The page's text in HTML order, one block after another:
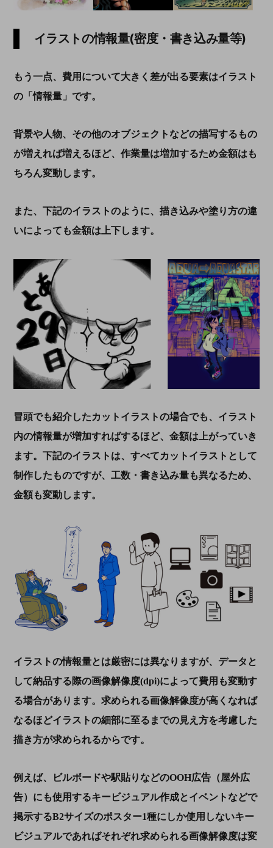
イラストの情報量(密度・書き込み量等)
もう一点、費用について大きく差が出る要素はイラスト
の「情報量」です。
背景や人物、その他のオブジェクトなどの描写するもの
が増えれば増えるほど、作業量は増加するため金額はも
ちろん変動します。
また、下記のイラストのように、描き込みや塗り方の違
いによっても金額は上下します。
冒頭でも紹介したカットイラストの場合でも、イラスト
内の情報量が増加すればするほど、金額は上がっていき
ます。下記のイラストは、すべてカットイラストとして
制作したものですが、工数・書き込み量も異なるため、
金額も変動します。
イラストの情報量とは厳密には異なりますが、データと
して納品する際の画像解像度(dpi)によって費用も変動す
る場合があります。求められる画像解像度が高くなれば
なるほどイラストの細部に至るまでの見え方を考慮した
描き方が求められるからです。
例えば、ビルボードや駅貼りなどのOOH広告（屋外広
告）にも使用するキービジュアル作成とイベントなどで
掲示するB2サイズのポスター1種にしか使用しないキー
ビジュアルであればそれぞれ求められる画像解像度は変